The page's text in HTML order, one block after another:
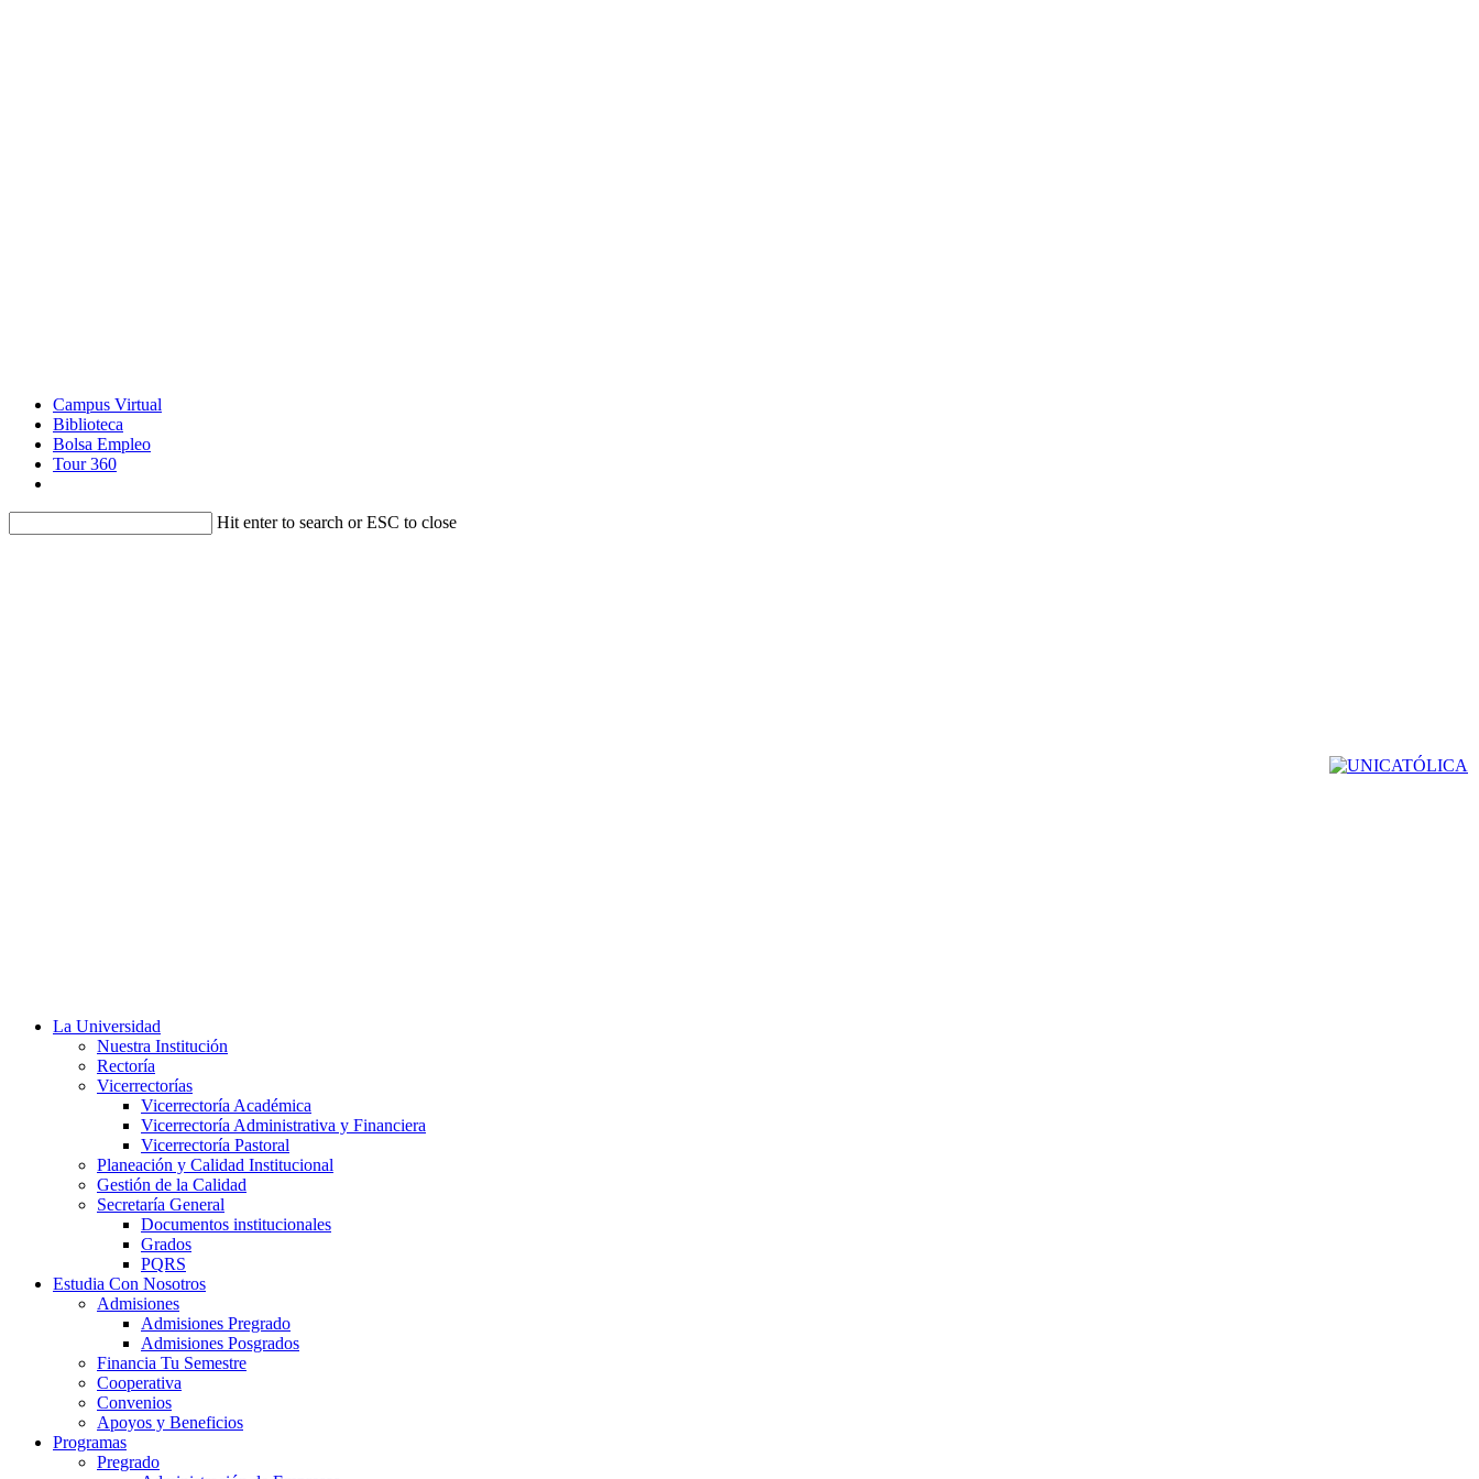
Campus Virtual
Biblioteca
Bolsa Empleo
Tour 360
Hit enter to search or ESC to close
La Universidad
Nuestra Institución
Rectoría
Vicerrectorías
Vicerrectoría Académica
Vicerrectoría Administrativa y Financiera
Vicerrectoría Pastoral
Planeación y Calidad Institucional
Gestión de la Calidad
Secretaría General
Documentos institucionales
Grados
PQRS
Estudia Con Nosotros
Admisiones
Admisiones Pregrado
Admisiones Posgrados
Financia Tu Semestre
Cooperativa
Convenios
Apoyos y Beneficios
Programas
Pregrado